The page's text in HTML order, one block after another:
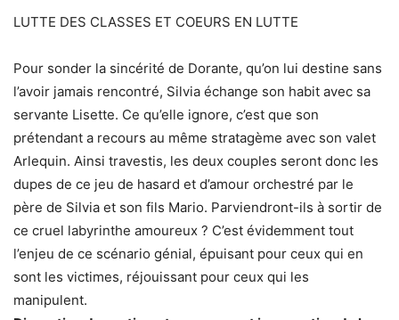
LUTTE DES CLASSES ET COEURS EN LUTTE
Pour sonder la sincérité de Dorante, qu’on lui destine sans
l’avoir jamais rencontré, Silvia échange son habit avec sa
servante Lisette. Ce qu’elle ignore, c’est que son
prétendant a recours au même stratagème avec son valet
Arlequin. Ainsi travestis, les deux couples seront donc les
dupes de ce jeu de hasard et d’amour orchestré par le
père de Silvia et son fils Mario. Parviendront-ils à sortir de
ce cruel labyrinthe amoureux ? C’est évidemment tout
l’enjeu de ce scénario génial, épuisant pour ceux qui en
sont les victimes, réjouissant pour ceux qui les
manipulent.